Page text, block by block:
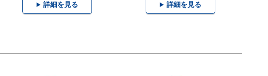
詳細を見る 詳細を見る